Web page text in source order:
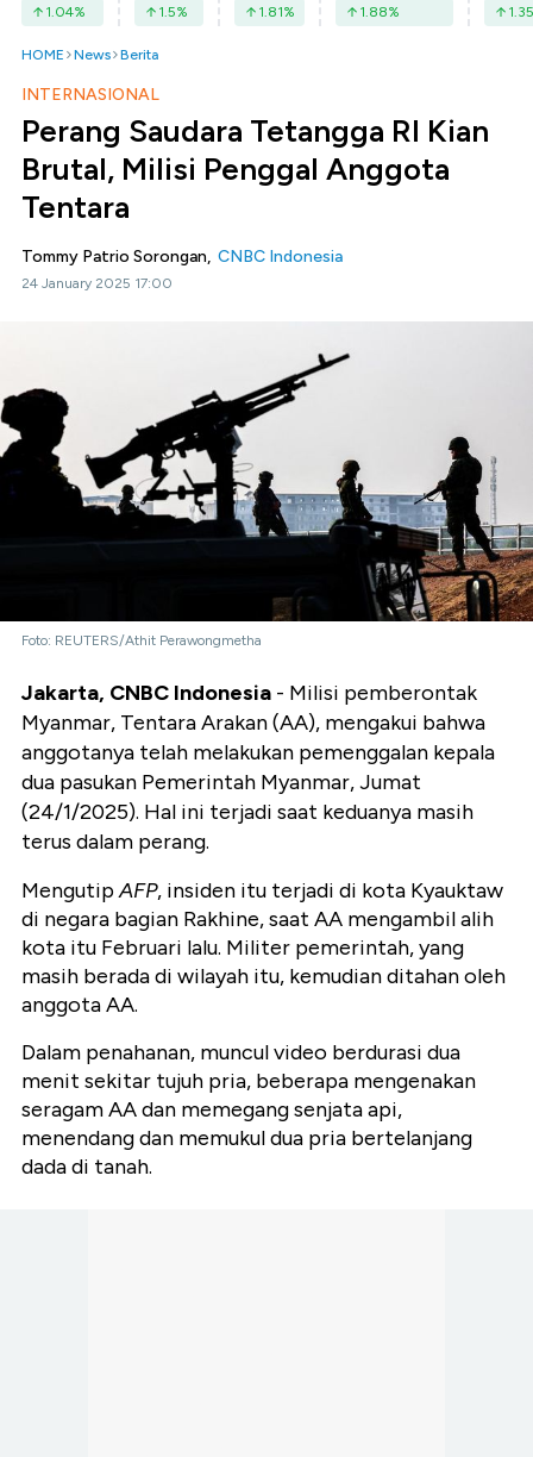
1.04% 1.5% 1.81% 1.88% 1.35
HOME News Berita
INTERNASIONAL
Perang Saudara Tetangga RI Kian
Brutal, Milisi Penggal Anggota
Tentara
Tommy Patrio Sorongan, CNBC Indonesia
24 January 2025 17:00
Foto: REUTERS/Athit Perawongmetha
Jakarta, CNBC Indonesia - Milisi pemberontak
Myanmar, Tentara Arakan (AA), mengakui bahwa
anggotanya telah melakukan pemenggalan kepala
dua pasukan Pemerintah Myanmar, Jumat
(24/1/2025). Hal ini terjadi saat keduanya masih
terus dalam perang.
MengutipAFP, insiden itu terjadi di kota Kyauktaw
di negara bagian Rakhine, saat AA mengambil alih
kota itu Februari lalu. Militer pemerintah, yang
masih berada di wilayah itu, kemudian ditahan oleh
anggota AA.
Dalam penahanan, muncul video berdurasi dua
menit sekitar tujuh pria, beberapa mengenakan
seragam AA dan memegang senjata api,
menendang dan memukul dua pria bertelanjang
dada di tanah.